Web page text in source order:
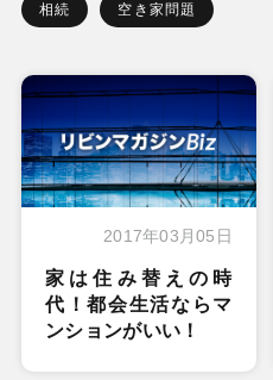
相続 空き家問題
2017年03月05日
家は住み替えの時
代！都会生活ならマ
ンションがいい！